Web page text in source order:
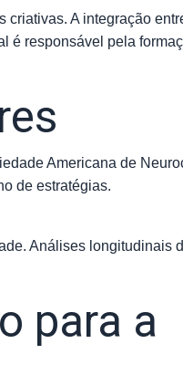
A integração
é responsável pela
Americana de
de estratégias.
Análises longitudinais
para a